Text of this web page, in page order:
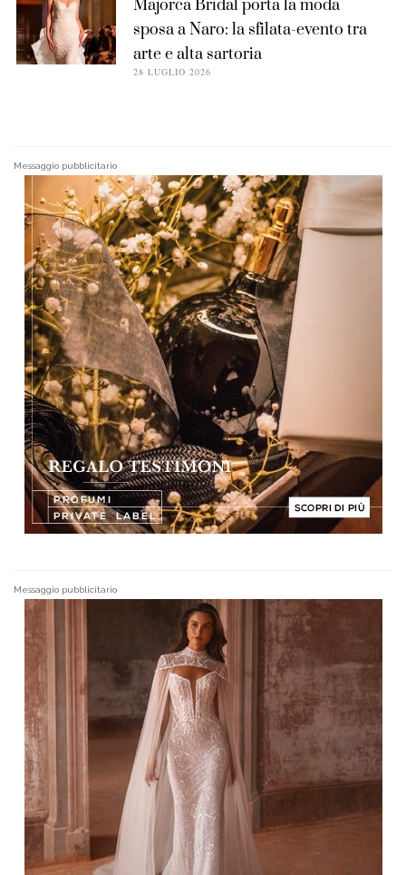
Majorca Bridal porta la moda
sposa a Naro: la sfilata-evento tra
arte e alta sartoria
28 LUGLIO 2026
Messaggio pubblicitario
Messaggio pubblicitario